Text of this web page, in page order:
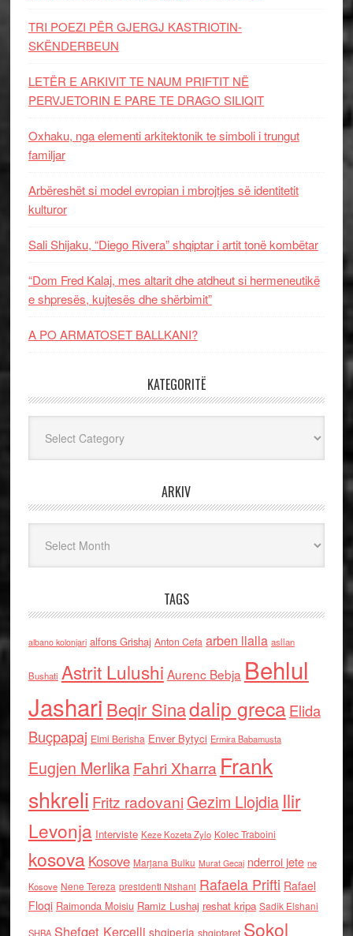
TRI POEZI PËR GJERGJ KASTRIOTIN-
SKËNDERBEUN
LETËR E ARKIVIT TE NAUM PRIFTIT NË
PERVJETORIN E PARE TE DRAGO SILIQIT
Oxhaku, nga elementi arkitektonik te simboli i trungut
familjar
Arbëreshët si model evropian i mbrojtjes së identitetit
kulturor
Sali Shijaku, “Diego Rivera” shqiptar i artit tonë kombëtar
“Dom Fred Kalaj, mes altarit dhe atdheut si hermeneutikë
e shpresës, kujtesës dhe shërbimit”
A PO ARMATOSET BALLKANI?
KATEGORITË
ARKIV
TAGS
albano kolonjari alfons Grishaj Anton Cefa arben llalla asllan
Bushati Astrit Lulushi Aurenc Bebja Behlul
Jashari Beqir Sinadalip grecaElida
Buçpapaj Elmi Berisha Enver Bytyci Ermira Babamusta
Eugjen MerlikaFahri Xharra Frank
shkreli Fritz radovaniGezim Llojdia Ilir
Levonja Interviste Keze Kozeta Zylo Kolec Traboini
kosova Kosove Marjana Bulku Murat Gecaj nderroi jete ne
Kosove Nene Tereza presidenti Nishani Rafaela Prifti Rafael
Floqi Raimonda Moisiu Ramiz Lushaj reshat kripa Sadik Elshani
SHBA Shefqet Kercelli shqiperia shqiptaret Sokol